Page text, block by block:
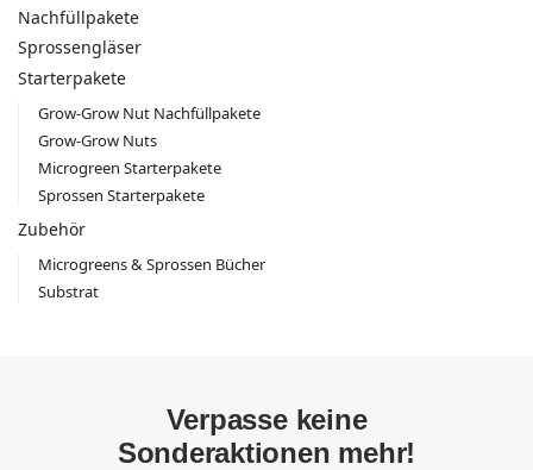
Nachfüllpakete
Sprossengläser
Starterpakete
Grow-Grow Nut Nachfüllpakete
Grow-Grow Nuts
Microgreen Starterpakete
Sprossen Starterpakete
Zubehör
Microgreens & Sprossen Bücher
Substrat
Verpasse keine
Sonderaktionen mehr!